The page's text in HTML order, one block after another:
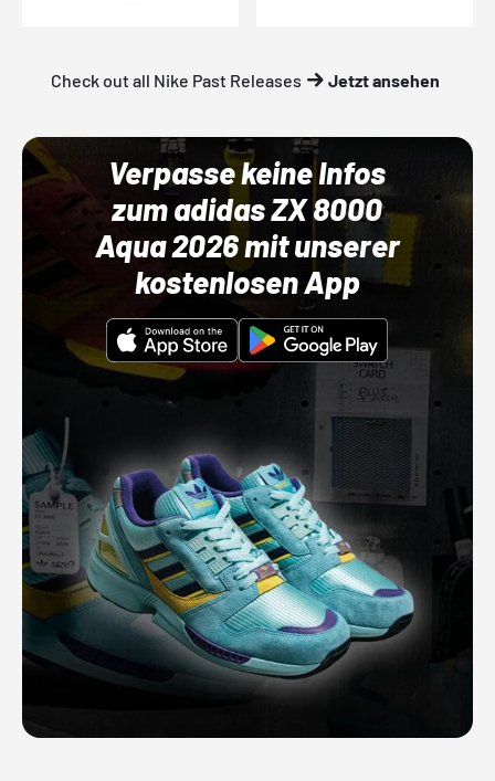
Check out all Nike Past Releases Jetzt ansehen
Verpasse keine Infos
zum adidas ZX 8000
Aqua 2026 mit unserer
kostenlosen App